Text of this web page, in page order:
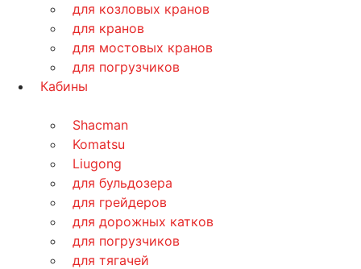
для козловых кранов
для кранов
для мостовых кранов
для погрузчиков
Кабины
Shacman
Komatsu
Liugong
для бульдозера
для грейдеров
для дорожных катков
для погрузчиков
для тягачей